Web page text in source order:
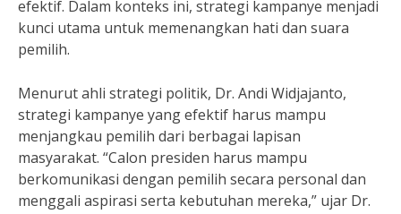
efektif. Dalam konteks ini, strategi kampanye menjadi
kunci utama untuk memenangkan hati dan suara
pemilih.
Menurut ahli strategi politik, Dr. Andi Widjajanto,
strategi kampanye yang efektif harus mampu
menjangkau pemilih dari berbagai lapisan
masyarakat. “Calon presiden harus mampu
berkomunikasi dengan pemilih secara personal dan
menggali aspirasi serta kebutuhan mereka,” ujar Dr.